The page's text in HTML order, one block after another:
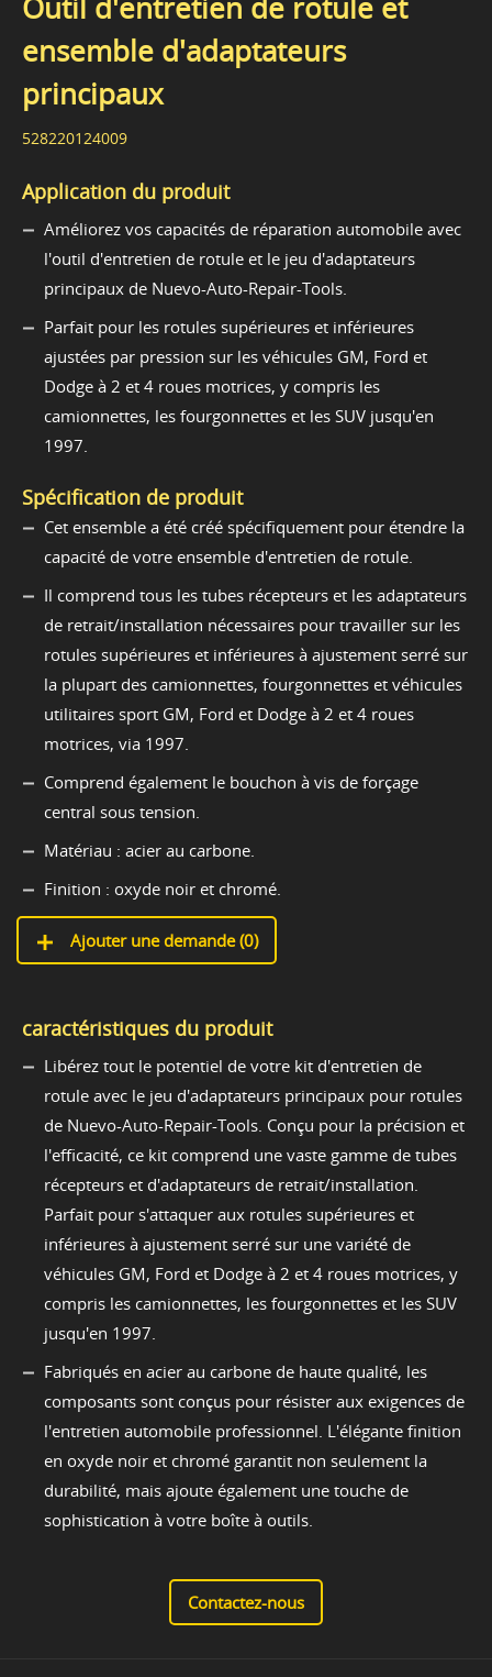
Outil d'entretien de rotule et
ensemble d'adaptateurs
principaux
528220124009
Application du produit
Améliorez vos capacités de réparation automobile avec
l'outil d'entretien de rotule et le jeu d'adaptateurs
principaux de Nuevo-Auto-Repair-Tools.
Parfait pour les rotules supérieures et inférieures
ajustées par pression sur les véhicules GM, Ford et
Dodge à 2 et 4 roues motrices, y compris les
camionnettes, les fourgonnettes et les SUV jusqu'en
1997.
Spécification de produit
Cet ensemble a été créé spécifiquement pour étendre la
capacité de votre ensemble d'entretien de rotule.
Il comprend tous les tubes récepteurs et les adaptateurs
de retrait/installation nécessaires pour travailler sur les
rotules supérieures et inférieures à ajustement serré sur
la plupart des camionnettes, fourgonnettes et véhicules
utilitaires sport GM, Ford et Dodge à 2 et 4 roues
motrices, via 1997.
Comprend également le bouchon à vis de forçage
central sous tension.
Matériau : acier au carbone.
Finition : oxyde noir et chromé.
Ajouter une demande (0)
caractéristiques du produit
Libérez tout le potentiel de votre kit d'entretien de
rotule avec le jeu d'adaptateurs principaux pour rotules
de Nuevo-Auto-Repair-Tools. Conçu pour la précision et
l'efficacité, ce kit comprend une vaste gamme de tubes
récepteurs et d'adaptateurs de retrait/installation.
Parfait pour s'attaquer aux rotules supérieures et
inférieures à ajustement serré sur une variété de
véhicules GM, Ford et Dodge à 2 et 4 roues motrices, y
compris les camionnettes, les fourgonnettes et les SUV
jusqu'en 1997.
Fabriqués en acier au carbone de haute qualité, les
composants sont conçus pour résister aux exigences de
l'entretien automobile professionnel. L'élégante finition
en oxyde noir et chromé garantit non seulement la
durabilité, mais ajoute également une touche de
sophistication à votre boîte à outils.
Contactez-nous